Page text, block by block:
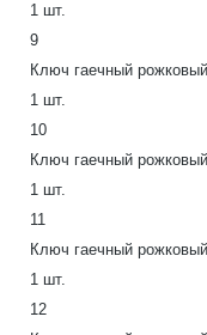
1 шт.
9
Ключ гаечный
1 шт.
10
Ключ гаечный
1 шт.
11
Ключ гаечный
1 шт.
12